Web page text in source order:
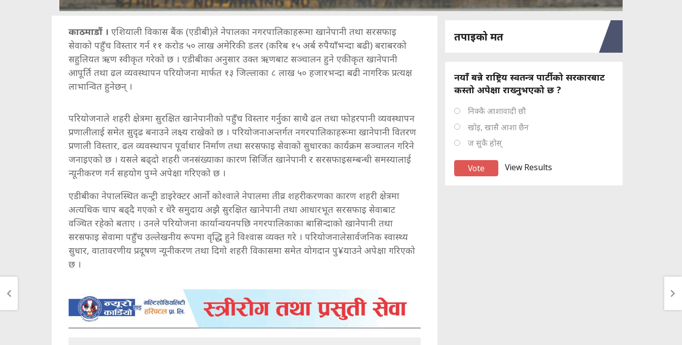
काठमाडौं । एशियाली विकास बैंक (एडीबी)ले नेपालका नगरपालिकाहरूमा खानेपानी तथा सरसफाइ
सेवाको पहुँच विस्तार गर्न ११ करोड ५० लाख अमेरिकी डलर (करिब १५ अर्ब रुपैयाँभन्दा बढी) बराबरको
सहुलियत ऋण स्वीकृत गरेको छ । एडीबीका अनुसार उक्त ऋणबाट सञ्चालन हुने एकीकृत खानेपानी
आपूर्ति तथा ढल व्यवस्थापन परियोजना मार्फत १३ जिल्लाका ८ लाख ५० हजारभन्दा बढी नागरिक प्रत्यक्ष
लाभान्वित हुनेछन् ।
परियोजनाले शहरी क्षेत्रमा सुरक्षित खानेपानीको पहुँच विस्तार गर्नुका साथै ढल तथा फोहरपानी व्यवस्थापन
प्रणालीलाई समेत सुदृढ बनाउने लक्ष्य राखेको छ । परियोजनाअन्तर्गत नगरपालिकाहरूमा खानेपानी वितरण
प्रणाली विस्तार, ढल व्यवस्थापन पूर्वाधार निर्माण तथा सरसफाइ सेवाको सुधारका कार्यक्रम सञ्चालन गरिने
जनाइएको छ । यसले बढ्दो शहरी जनसंख्याका कारण सिर्जित खानेपानी र सरसफाइसम्बन्धी समस्यालाई
न्यूनीकरण गर्न सहयोग पुग्ने अपेक्षा गरिएको छ ।
एडीबीका नेपालस्थित कन्ट्री डाइरेक्टर आर्नो कोश्वाले नेपालमा तीव्र शहरीकरणका कारण शहरी क्षेत्रमा
अत्यधिक चाप बढ्दै गएको र धेरै समुदाय अझै सुरक्षित खानेपानी तथा आधारभूत सरसफाइ सेवाबाट
वञ्चित रहेको बताए । उनले परियोजना कार्यान्वयनपछि नगरपालिकाका बासिन्दाको खानेपानी तथा
सरसफाइ सेवामा पहुँच उल्लेखनीय रूपमा वृद्धि हुने विश्वास व्यक्त गरे । परियोजनालेसार्वजनिक स्वास्थ्य
सुधार, वातावरणीय प्रदूषण न्यूनीकरण तथा दिगो शहरी विकासमा समेत योगदान पु¥याउने अपेक्षा गरिएको
छ ।
तपाइको मत
नयाँ बन्ने राष्ट्रिय स्वतन्त्र पार्टीको सरकारबाट
कस्तो अपेक्षा राख्नुभएको छ ?
निक्कै आशावादी छौ
खोइ, खासै आशा छैन
ज सुकै होस्
View Results